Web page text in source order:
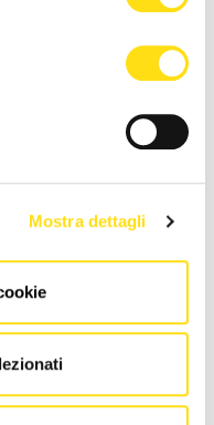
Mostra dettagli
modello di